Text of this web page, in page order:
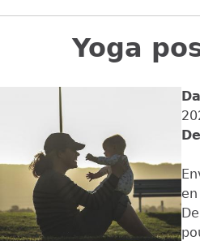
Back
Yoga